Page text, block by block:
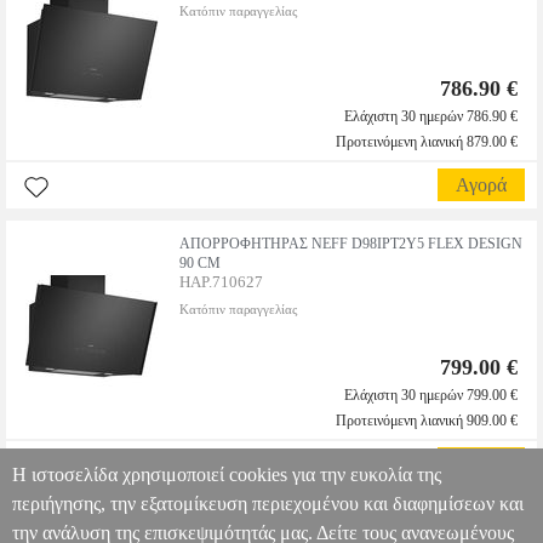
Κατόπιν παραγγελίας
786.90 €
Ελάχιστη 30 ημερών 786.90 €
Προτεινόμενη λιανική 879.00 €
Αγορά
ΑΠΟΡΡΟΦΗΤΗΡΑΣ NEFF D98IPT2Y5 FLEX DESIGN
90 CM
HAP.710627
Κατόπιν παραγγελίας
799.00 €
Ελάχιστη 30 ημερών 799.00 €
Προτεινόμενη λιανική 909.00 €
Η ιστοσελίδα χρησιμοποιεί cookies για την ευκολία της
περιήγησης, την εξατομίκευση περιεχομένου και διαφημίσεων και
την ανάλυση της επισκεψιμότητάς μας. Δείτε τους ανανεωμένους